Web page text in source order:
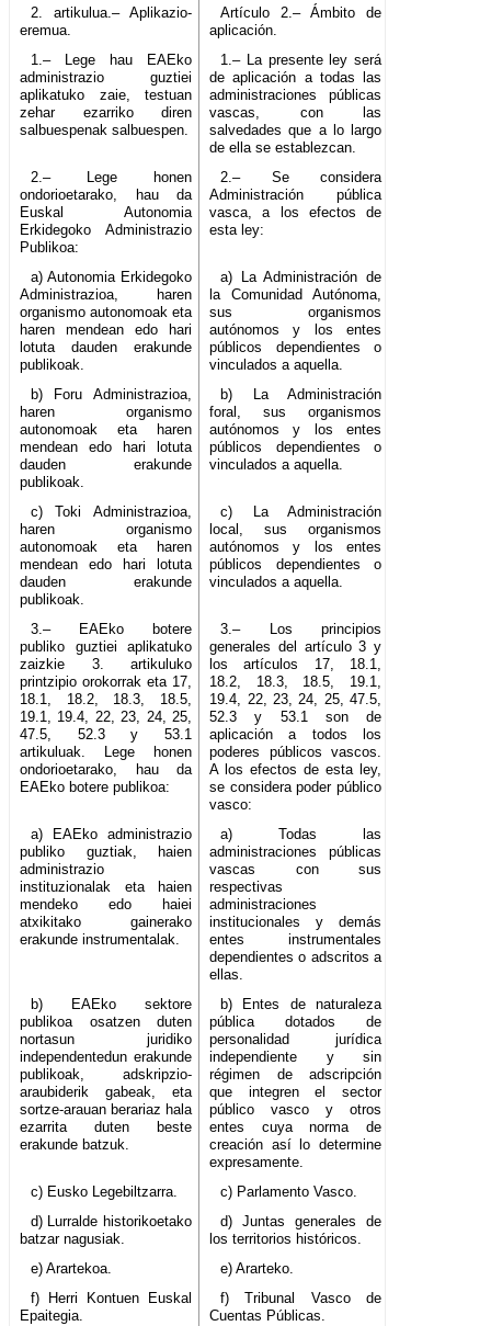
2. artikulua.– Aplikazio-
eremua.
Artículo 2.– Ámbito de
aplicación.
1.– Lege hau EAEko
administrazio guztiei
aplikatuko zaie, testuan
zehar ezarriko diren
salbuespenak salbuespen.
1.– La presente ley será
de aplicación a todas las
administraciones públicas
vascas, con las
salvedades que a lo largo
de ella se establezcan.
2.– Lege honen
ondorioetarako, hau da
Euskal Autonomia
Erkidegoko Administrazio
Publikoa:
2.– Se considera
Administración pública
vasca, a los efectos de
esta ley:
a) Autonomia Erkidegoko
Administrazioa, haren
organismo autonomoak eta
haren mendean edo hari
lotuta dauden erakunde
publikoak.
a) La Administración de
la Comunidad Autónoma,
sus organismos
autónomos y los entes
públicos dependientes o
vinculados a aquella.
b) Foru Administrazioa,
haren organismo
autonomoak eta haren
mendean edo hari lotuta
dauden erakunde
publikoak.
b) La Administración
foral, sus organismos
autónomos y los entes
públicos dependientes o
vinculados a aquella.
c) Toki Administrazioa,
haren organismo
autonomoak eta haren
mendean edo hari lotuta
dauden erakunde
publikoak.
c) La Administración
local, sus organismos
autónomos y los entes
públicos dependientes o
vinculados a aquella.
3.– EAEko botere
publiko guztiei aplikatuko
zaizkie 3. artikuluko
printzipio orokorrak eta 17,
18.1, 18.2, 18.3, 18.5,
19.1, 19.4, 22, 23, 24, 25,
47.5, 52.3 y 53.1
artikuluak. Lege honen
ondorioetarako, hau da
EAEko botere publikoa:
3.– Los principios
generales del artículo 3 y
los artículos 17, 18.1,
18.2, 18.3, 18.5, 19.1,
19.4, 22, 23, 24, 25, 47.5,
52.3 y 53.1 son de
aplicación a todos los
poderes públicos vascos.
A los efectos de esta ley,
se considera poder público
vasco:
a) EAEko administrazio
publiko guztiak, haien
administrazio
instituzionalak eta haien
mendeko edo haiei
atxikitako gainerako
erakunde instrumentalak.
a) Todas las
administraciones públicas
vascas con sus
respectivas
administraciones
institucionales y demás
entes instrumentales
dependientes o adscritos a
ellas.
b) EAEko sektore
publikoa osatzen duten
nortasun juridiko
independentedun erakunde
publikoak, adskripzio-
araubiderik gabeak, eta
sortze-arauan berariaz hala
ezarrita duten beste
erakunde batzuk.
b) Entes de naturaleza
pública dotados de
personalidad jurídica
independiente y sin
régimen de adscripción
que integren el sector
público vasco y otros
entes cuya norma de
creación así lo determine
expresamente.
c) Eusko Legebiltzarra.
c) Parlamento Vasco.
d) Lurralde historikoetako
batzar nagusiak.
d) Juntas generales de
los territorios históricos.
e) Arartekoa.
e) Ararteko.
f) Herri Kontuen Euskal
Epaitegia.
f) Tribunal Vasco de
Cuentas Públicas.